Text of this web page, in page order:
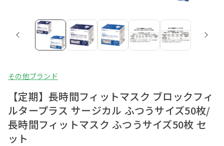
その他ブランド
【定期】長時間フィットマスク ブロックフィ
ルタープラス サージカル ふつうサイズ50枚/
長時間フィットマスク ふつうサイズ50枚 セ
ット